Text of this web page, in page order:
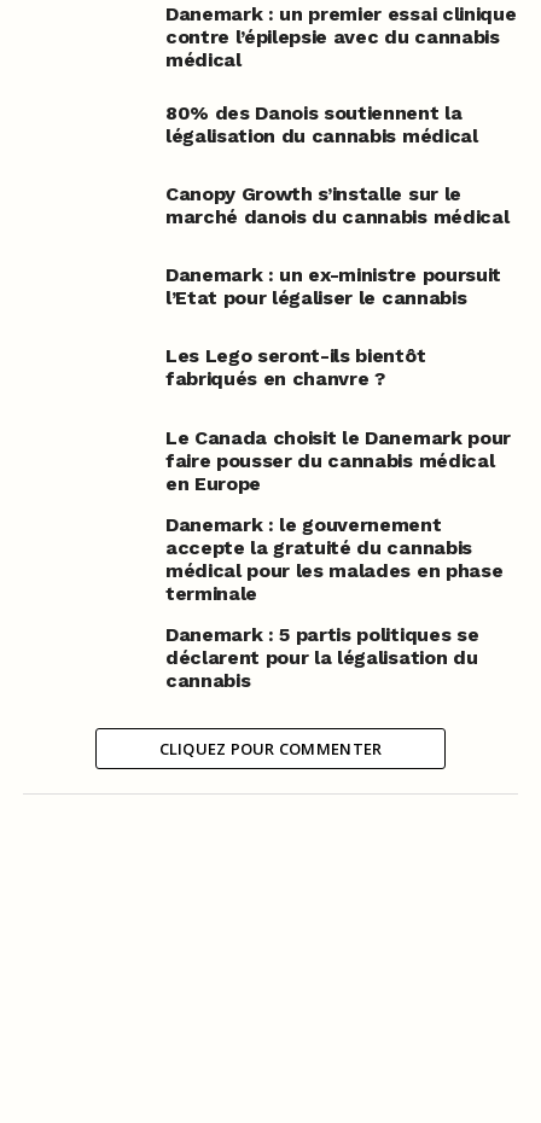
Danemark : un premier essai clinique
contre l’épilepsie avec du cannabis
médical
80% des Danois soutiennent la
légalisation du cannabis médical
Canopy Growth s’installe sur le
marché danois du cannabis médical
Danemark : un ex-ministre poursuit
l’Etat pour légaliser le cannabis
Les Lego seront-ils bientôt
fabriqués en chanvre ?
Le Canada choisit le Danemark pour
faire pousser du cannabis médical
en Europe
Danemark : le gouvernement
accepte la gratuité du cannabis
médical pour les malades en phase
terminale
Danemark : 5 partis politiques se
déclarent pour la légalisation du
cannabis
CLIQUEZ POUR COMMENTER